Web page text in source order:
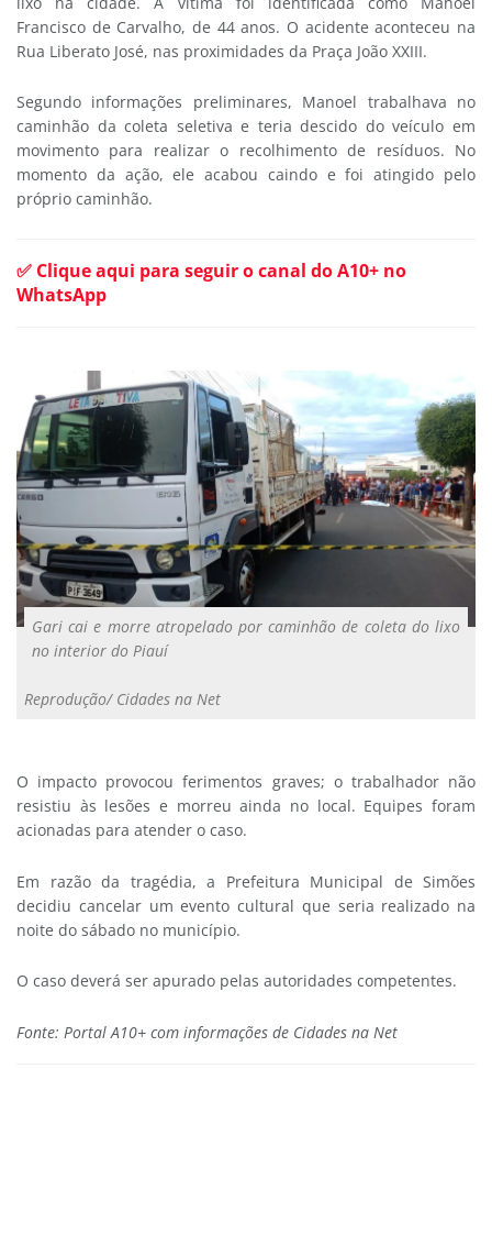
Francisco de Carvalho, de 44 anos. O acidente aconteceu na
Rua Liberato José, nas proximidades da Praça João XXIII.
Segundo informações preliminares, Manoel trabalhava no
caminhão da coleta seletiva e teria descido do veículo em
movimento para realizar o recolhimento de resíduos. No
momento da ação, ele acabou caindo e foi atingido pelo
próprio caminhão.
✅ Clique aqui para seguir o canal do A10+ no
WhatsApp
Gari cai e morre atropelado por caminhão de coleta do lixo
no interior do Piauí
Reprodução/ Cidades na Net
O impacto provocou ferimentos graves; o trabalhador não
resistiu às lesões e morreu ainda no local. Equipes foram
acionadas para atender o caso.
Em razão da tragédia, a Prefeitura Municipal de Simões
decidiu cancelar um evento cultural que seria realizado na
noite do sábado no município.
O caso deverá ser apurado pelas autoridades competentes.
Fonte: Portal A10+ com informações de Cidades na Net